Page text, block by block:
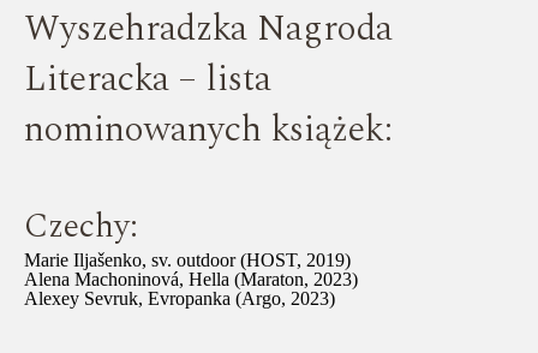
Wyszehradzka Nagroda
Literacka – lista
nominowanych książek:
Czechy:
Marie Iljašenko, sv. outdoor (HOST, 2019)
Alena Machoninová, Hella (Maraton, 2023)
Alexey Sevruk, Evropanka (Argo, 2023)